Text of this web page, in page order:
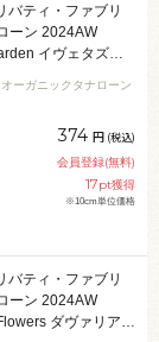
バティ・ファブリ
ーン 2024AW
イヴェタズ・
ーガニックタナローン
374 円 (税込)
会員登録(無料)
17pt獲得
※10cm単位価格
バティ・ファブリ
ーン 2024AW
ダヴァリア・